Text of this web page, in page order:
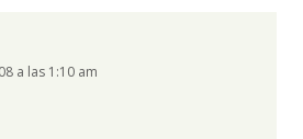
a las 1:10 am